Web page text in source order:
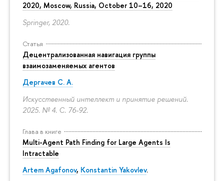
2020, Moscow, Russia, October 10–16, 2020
Springer, 2020.
Статья
Децентрализованная навигация группы
взаимозаменяемых агентов
Дергачев С. А.
Искусственный интеллект и принятие решений.
2025. № 4. С. 76-92.
Глава в книге
Multi-Agent Path Finding for Large Agents Is
Intractable
Artem Agafonov, Konstantin Yakovlev.